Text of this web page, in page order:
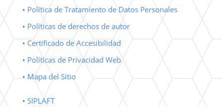
• Política de Tratamiento de Datos Personales
• Políticas de derechos de autor
• Certificado de Accesibilidad
• Políticas de Privacidad Web
• Mapa del Sitio
• SIPLAFT